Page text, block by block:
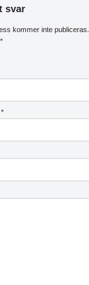
svar
kommer inte publiceras.
*
*